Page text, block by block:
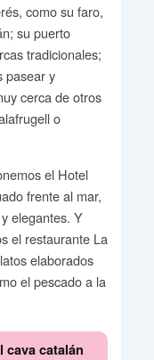
como su faro,
su puerto
tradicionales;
pasear y
cerca de otros
o
el Hotel
frente al mar,
elegantes. Y
el restaurante La
elaborados
el pescado a la
cava catalán